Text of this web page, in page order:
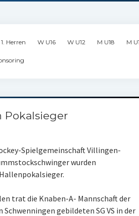
1. Herren W U16 W U12 M U18 M
Pokalsieger
Spielgemeinschaft Villingen-
wurden
trat die Knaben-A- Mannschaft der
gebildeten SG VS in der